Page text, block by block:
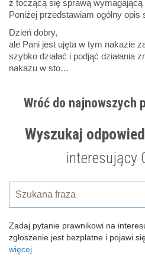
Wyszukaj
interesujący
Zadaj pytanie prawnikowi na
zgłoszenie jest bezpłatne i pojawi
więcej
z toczącą się sprawą wymagającą
Poniżej przedstawiam ogólny
Dzień dobry,
ale Pani jest ujęta w tym nakazie
szybko działać i podjąć działania
nakazu w sto…
Wróć do najnowszych